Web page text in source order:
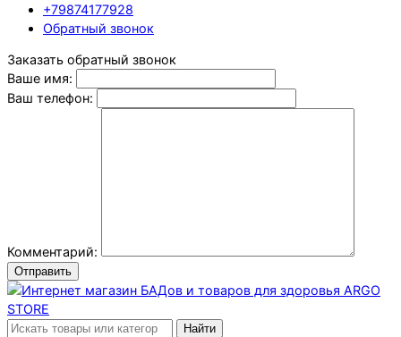
+79874177928
Обратный звонок
Заказать обратный звонок
Ваше имя:
Ваш телефон:
Комментарий:
Отправить
Найти